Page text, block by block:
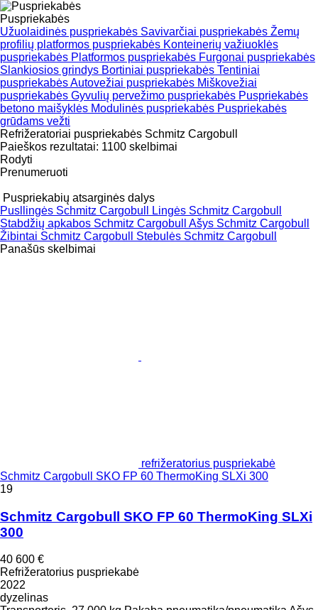
Puspriekabės
Užuolaidinės puspriekabės Savivarčiai puspriekabės Žemų
profilių platformos puspriekabės Konteinerių važiuoklės
puspriekabės Platformos puspriekabės Furgonai puspriekabės
Slankiosios grindys Bortiniai puspriekabės Tentiniai
puspriekabėsAutovežiai puspriekabės Miškovežiai
puspriekabės Gyvulių pervežimo puspriekabės Puspriekabės
betono maišyklės Modulinės puspriekabės Puspriekabės
grūdams vežti
Refrižeratoriai puspriekabės Schmitz Cargobull
Paieškos rezultatai: 1100 skelbimai
Rodyti
Prenumeruoti
Puspriekabių atsarginės dalys
Pusllingės Schmitz Cargobull
Lingės Schmitz Cargobull
Stabdžių apkabos Schmitz Cargobull Ašys Schmitz Cargobull
Žibintai Schmitz Cargobull Stebulės Schmitz Cargobull
Panašūs skelbimai
refrižeratorius puspriekabė
Schmitz Cargobull SKO FP 60 ThermoKing SLXi 300
19
Schmitz Cargobull SKO FP 60 ThermoKing SLXi
300
40 600 €
Refrižeratorius puspriekabė
2022
dyzelinas